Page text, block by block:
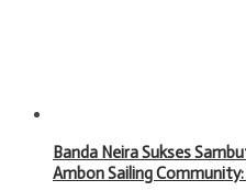
Banda Neira Sukses
Ambon Sailing